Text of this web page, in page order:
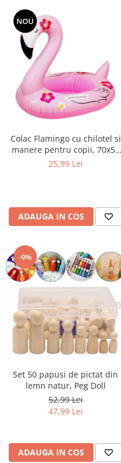
NOU
Colac Flamingo cu chilotel si
manere pentru copii, 70x55
cm, roz
25,99 Lei
ADAUGA IN COS
-9%
Set 50 papusi de pictat din
lemn natur, Peg Doll
52,99 Lei
47,99 Lei
ADAUGA IN COS